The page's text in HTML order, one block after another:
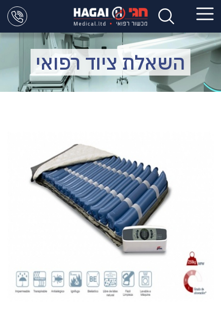
השאלת ציוד רפואי